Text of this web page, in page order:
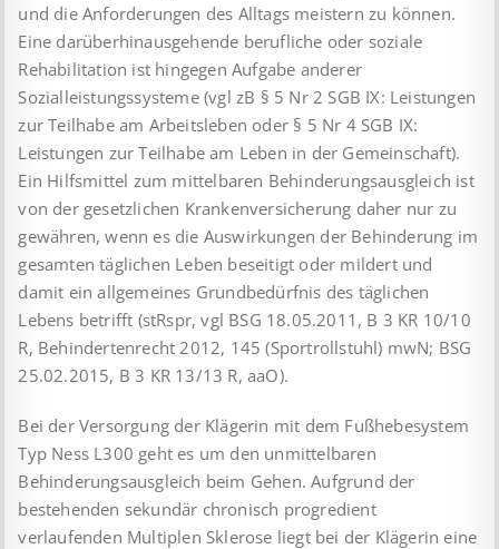
und die Anforderungen des Alltags meistern zu können.
Eine darüberhinausgehende berufliche oder soziale
Rehabilitation ist hingegen Aufgabe anderer
Sozialleistungssysteme (vgl zB § 5 Nr 2 SGB IX: Leistungen
zur Teilhabe am Arbeitsleben oder § 5 Nr 4 SGB IX:
Leistungen zur Teilhabe am Leben in der Gemeinschaft).
Ein Hilfsmittel zum mittelbaren Behinderungsausgleich ist
von der gesetzlichen Krankenversicherung daher nur zu
gewähren, wenn es die Auswirkungen der Behinderung im
gesamten täglichen Leben beseitigt oder mildert und
damit ein allgemeines Grundbedürfnis des täglichen
Lebens betrifft (stRspr, vgl BSG 18.05.2011, B 3 KR 10/10
R, Behindertenrecht 2012, 145 (Sportrollstuhl) mwN; BSG
25.02.2015, B 3 KR 13/13 R, aaO).
Bei der Versorgung der Klägerin mit dem Fußhebesystem
Typ Ness L300 geht es um den unmittelbaren
Behinderungsausgleich beim Gehen. Aufgrund der
bestehenden sekundär chronisch progredient
verlaufenden Multiplen Sklerose liegt bei der Klägerin eine